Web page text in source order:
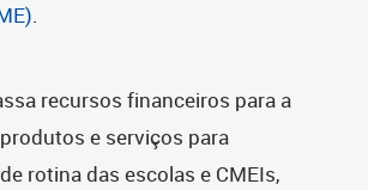
.
recursos financeiros para a
e serviços para
rotina das escolas e CMEIs,